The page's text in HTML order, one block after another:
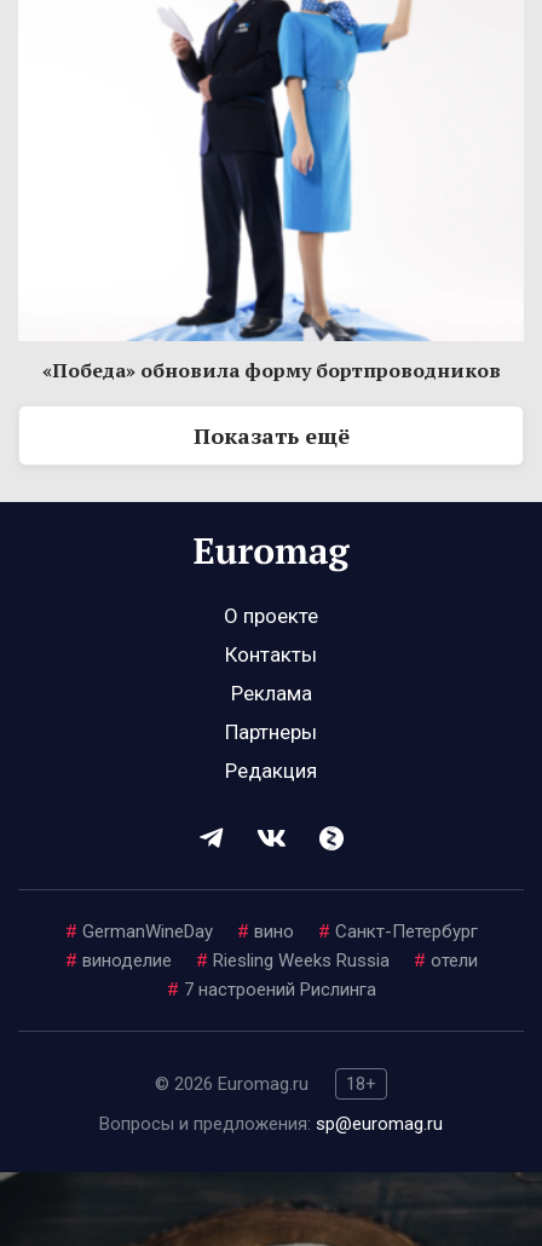
«Победа» обновила форму бортпроводников
Показать ещё
О проекте
Контакты
Реклама
Партнеры
Редакция
# GermanWineDay # вино # Санкт-Петербург
# виноделие # Riesling Weeks Russia # отели
# 7 настроений Рислинга
© 2026 Euromag.ru
18+
Вопросы и предложения: sp@euromag.ru